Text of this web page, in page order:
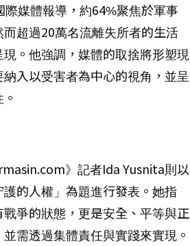
媒體報導，約64%聚焦於軍事
超過20萬名流離失所者的生活
。他強調，媒體的取捨將形塑現
入以受害者為中心的視角，並呈
》記者Ida Yusnita則以
護的人權」為題進行發表。她指
爭的狀態，更是安全、平等與正
需透過集體責任與實踐來實現。